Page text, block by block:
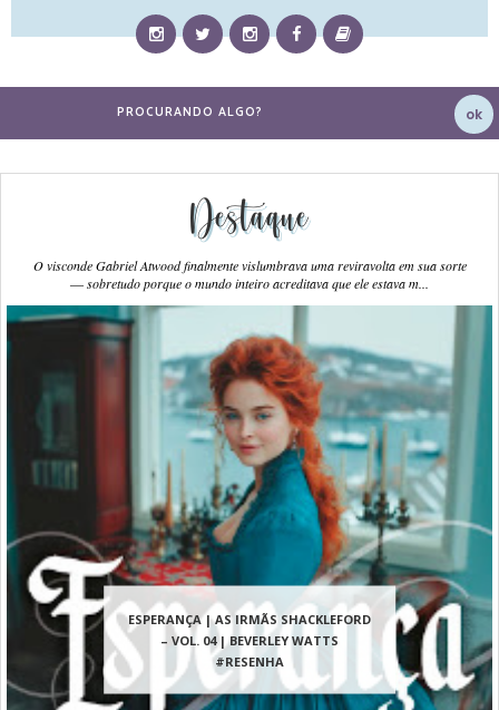
Destaque
ESPERANÇA | AS IRMÃS SHACKLEFORD
– VOL. 04 | BEVERLEY WATTS
#RESENHA
O visconde Gabriel Atwood finalmente vislumbrava uma reviravolta em sua sorte
― sobretudo porque o mundo inteiro acreditava que ele estava m...